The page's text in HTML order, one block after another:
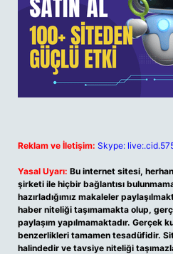
Reklam ve İletişim: Skype:
Yasal Uyarı: Bu internet sitesi,
şirketi ile hiçbir bağlantısı
hazırladığımız makaleler
haber niteliği taşımamakta olup,
paylaşım yapılmamaktadır. Gerçek
benzerlikleri tamamen tesadüfidir.
halindedir ve tavsiye niteliği